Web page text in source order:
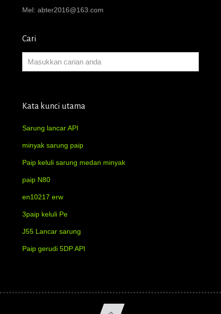
Mel: abter2016@163.com
Cari
Kata kunci utama
Sarung lancar API
minyak sarung paip
Paip keluli sarung medan minyak
paip N80
en10217 erw
3paip keluli Pe
J55 Lancar sarung
Paip gerudi 5DP API